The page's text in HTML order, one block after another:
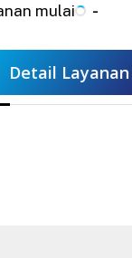
mulai
-
Detail Layanan